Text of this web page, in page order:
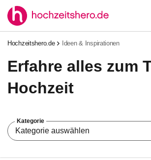
Hochzeitshero.de Ideen & Inspirationen
Erfahre alles zum
Hochzeit
Kategorie